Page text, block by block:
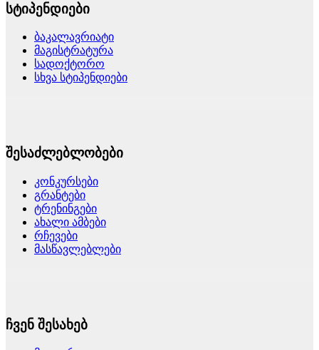
სტიპენდიები
ბაკალავრიატი
მაგისტრატურა
სადოქტორო
სხვა სტიპენდიები
შესაძლებლობები
კონკურსები
გრანტები
ტრენინგები
ახალი ამბები
რჩევები
მასწავლებლები
ჩვენ შესახებ